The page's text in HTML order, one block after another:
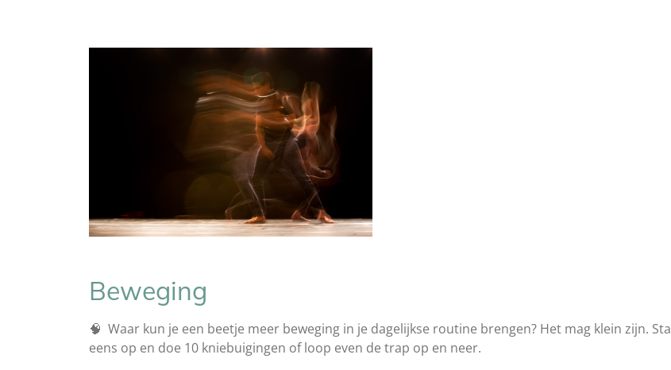
Beweging
🧠 Waar kun je een beetje meer beweging in je dagelijkse routine brengen? Het mag klein zijn. Sta
eens op en doe 10 kniebuigingen of loop even de trap op en neer.